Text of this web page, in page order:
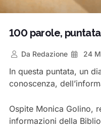
100 parole,
Da Redazione 24
In questa puntata, un
conoscenza,
Ospite Monica Golino,
informazioni della